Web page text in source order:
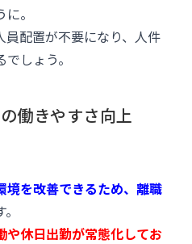
に。
配置が不要になり、人件
しょう。
働きやすさ向上
境を改善できるため、離職
や休日出勤が常態化してお